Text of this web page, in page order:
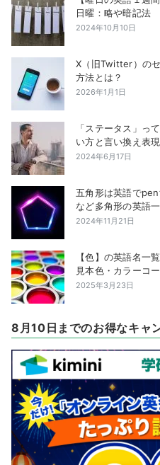
日曜：略や暗記法
2024年10月10日
X（旧Twitter）の
方法とは？
2026年1月1日
「ステータス」っ
い方と言い換え表
2024年6月17日
五角形は英語で
など多角形の英語
2024年11月21日
【色】の英語名一
見本色・カラーコ
2025年3月23日
8月10日までのお得なキャ